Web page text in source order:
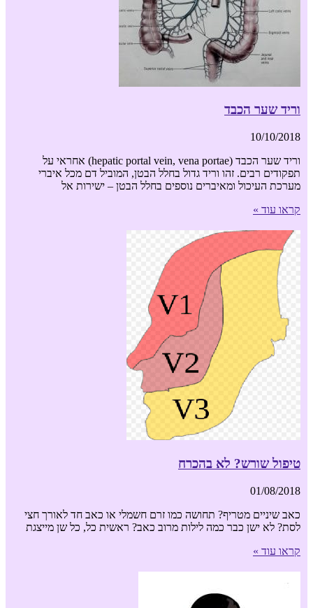
וריד שער הכבד
10/10/2018
וריד שער הכבד (hepatic portal vein, vena portae) אחראי על
תפקודים רבים. זהו וריד גדול בחלל הבטן, המוביל דם מכל איברי
מערכת העיכול ומאיברים נוספים בחלל הבטן – ישירות אל
קראו עוד »
טיפול שורש? לא בהכרח
01/08/2018
כאב שיניים מטריף? תחושה כמו זרם חשמלי או כאב חד לאורך חצי
לסת? לא ישן כבר כמה לילות מרוב כאב? ראשית כל, כל שן מייצגת
קראו עוד »